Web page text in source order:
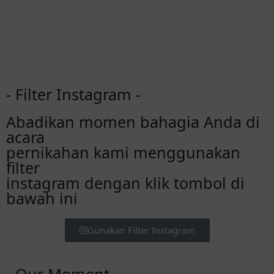
- Filter Instagram -
Abadikan momen bahagia Anda di
acara
pernikahan kami menggunakan
filter
instagram dengan klik tombol di
bawah ini
Gunakan Filter Instagram